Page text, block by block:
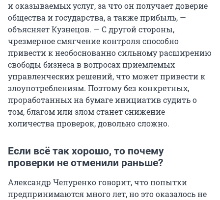
и оказываемых услуг, за что он получает доверие
общества и государства, а также прибыль, —
объясняет Кузнецов. — С другой стороны,
чрезмерное смягчение контроля способно
привести к необоснованно сильному расширению
свободы бизнеса в вопросах приемлемых
управленческих решений, что может привести к
злоупотреблениям. Поэтому без конкретных,
проработанных на бумаге инициатив судить о
том, благом или злом станет снижение
количества проверок, довольно сложно.
Если всё так хорошо, то почему
проверки не отменили раньше?
Александр Чепуренко говорит, что попытки
предпринимаются много лет, но это оказалось не